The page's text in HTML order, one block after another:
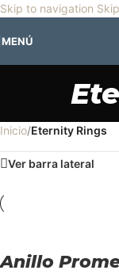
Skip to navigation
🎡Horario especial
MENÚ
Inicio/Eternity Rings
Ver barra lateral
Anillo